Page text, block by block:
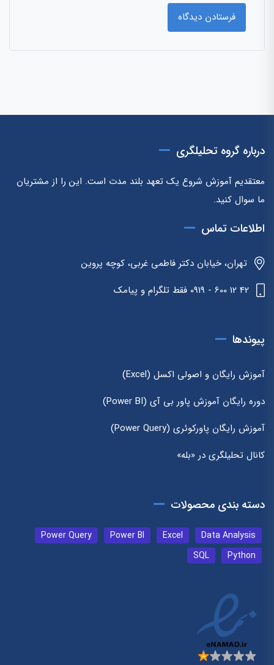
درباره گروه تحلیلگری
معتقدیم آموزش شروع یک تعهد بلند مدت است. این را از مشتریان
ما سوال کنید.
اطلاعات تماس
تهران، خیابان دکتر فاطمی غربی، کوچه پروین
42 12 600 - 0919 فقط تلگرام و پیامک
پیوندها
آموزش رایگان و اصولی اکسل (Excel)
دوره رایگان آموزش پاور بی آی (Power BI)
آموزش رایگان پاورکوئری (Power Query)
کانال تحلیلگری در «بله»
دسته بندی محصولات
Data Analysis
Excel
Power BI
Power Query
Python
SQL